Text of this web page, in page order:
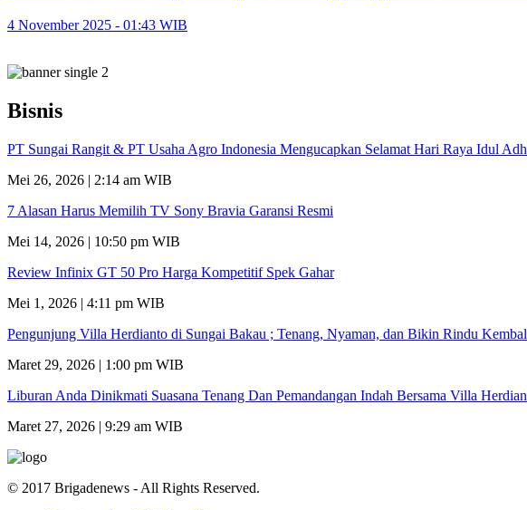
4 November 2025 - 01:43 WIB
Bisnis
PT Sungai Rangit & PT Usaha Agro Indonesia Mengucapkan Selamat Hari Raya Idul
Mei 26, 2026 | 2:14 am WIB
7 Alasan Harus Memilih TV Sony Bravia Garansi Resmi
Mei 14, 2026 | 10:50 pm WIB
Review Infinix GT 50 Pro Harga Kompetitif Spek Gahar
Mei 1, 2026 | 4:11 pm WIB
Pengunjung Villa Herdianto di Sungai Bakau ; Tenang, Nyaman, dan Bikin Rindu
Maret 29, 2026 | 1:00 pm WIB
Liburan Anda Dinikmati Suasana Tenang Dan Pemandangan Indah Bersama Villa
Maret 27, 2026 | 9:29 am WIB
© 2017 Brigadenews - All Rights Reserved.